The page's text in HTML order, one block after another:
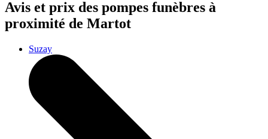
Avis et prix des pompes funèbres à
proximité de Martot
Suzay